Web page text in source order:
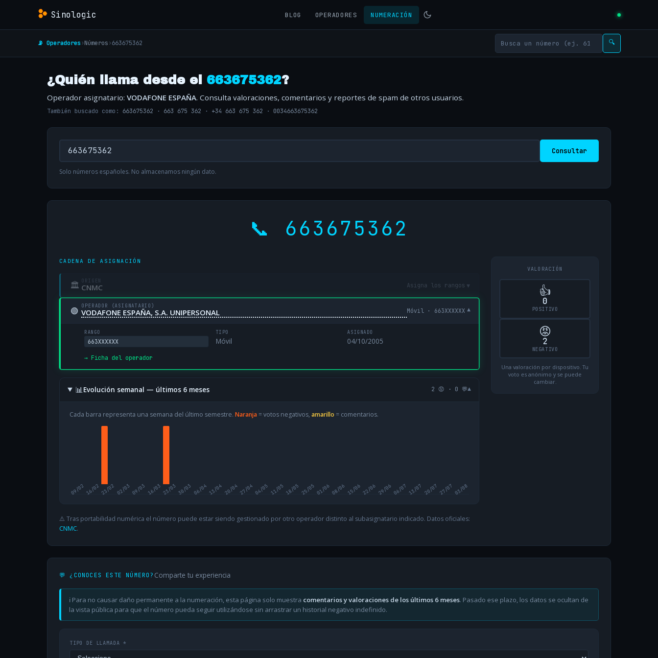
Sinologic BLOG OPERADORES NUMERACIÓN
📡 Operadores›Números›663675362 🔍
¿Quién llama desde el 663675362?
Operador asignatario: VODAFONE ESPAÑA. Consulta valoraciones, comentarios y reportes de spam de otros usuarios.
También buscado como: 663675362 · 663 675 362 · +34 663 675 362 · 0034663675362
Consultar
Solo números españoles. No almacenamos ningún dato.
📞 663675362
CADENA DE ASIGNACIÓN
🏛 ORIGEN
CNMC Asigna los rangos ▾
🟢 OPERADOR (ASIGNATARIO)
VODAFONE ESPAÑA, S.A. UNIPERSONAL Móvil · 663XXXXXX ▾
RANGO
663XXXXXX
TIPO
Móvil
ASIGNADO
04/10/2005
→ Ficha del operador
📊Evolución semanal — últimos 6 meses 2 😡 · 0 💬▾
Cada barra representa una semana del último semestre. Naranja= votos negativos, amarillo = comentarios.
09/0216/0223/02 02/03 09/03 16/03 23/03 30/03 06/0413/04 20/0427/0404/05 11/0518/05 25/0501/0608/06 15/0622/06 29/0606/07 13/07 20/07 27/07 03/08
⚠️ Tras portabilidad numérica el número puede estar siendo gestionado por otro operador distinto al subasignatario indicado. Datos oficiales:
CNMC.
VALORACIÓN
👍
0
POSITIVO
😡
2
NEGATIVO
Una valoración por dispositivo. Tu
voto es anónimo y se puede
cambiar.
💬 ¿CONOCES ESTE NÚMERO? Comparte tu experiencia
ℹ️ Para no causar daño permanente a la numeración, esta página solo muestra comentarios y valoraciones de los últimos 6 meses. Pasado ese plazo, los datos se ocultan de
la vista pública para que el número pueda seguir utilizándose sin arrastrar un historial negativo indefinido.
TIPO DE LLAMADA *